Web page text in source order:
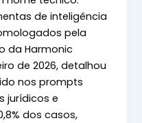
de inteligência
pela
da Harmonic
de 2026, detalhou
nos prompts
jurídicos e
dos casos,